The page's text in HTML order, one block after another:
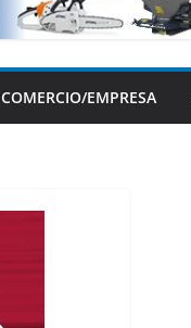
COMERCIO/EMPRESA